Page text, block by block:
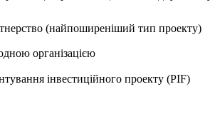
(найпоширеніший тип проекту)
організацією
інвестиційного проекту (PIF)